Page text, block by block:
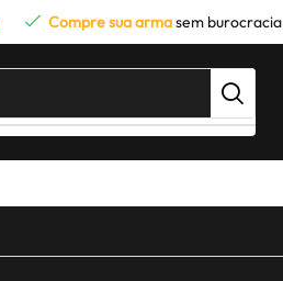
Compre sua armasem burocracia